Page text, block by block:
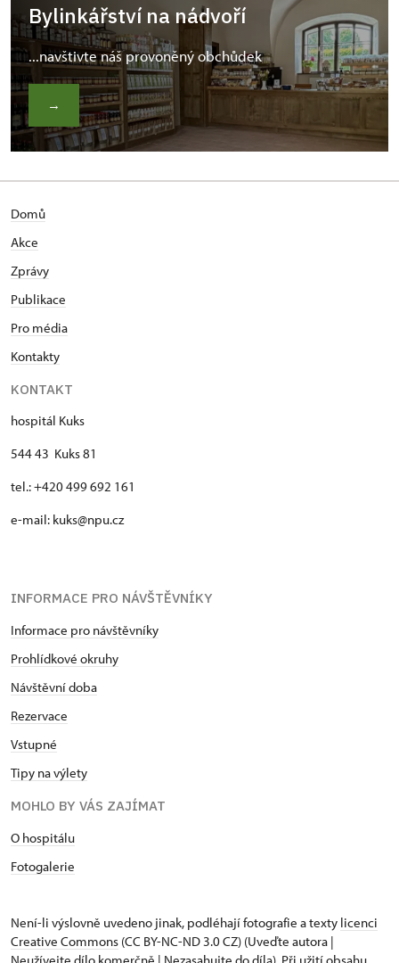
Bylinkářství na nádvoří
...navštivte náš provoněný obchůdek
→
Domů
Akce
Zprávy
Publikace
Pro média
Kontakty
KONTAKT
hospitál Kuks
544 43 Kuks 81
tel.: +420 499 692 161
e-mail: kuks@npu.cz
INFORMACE PRO NÁVŠTĚVNÍKY
Informace pro návštěvníky
Prohlídkové okruhy
Návštěvní doba
Rezervace
Vstupné
Tipy na výlety
MOHLO BY VÁS ZAJÍMAT
O hospitálu
Fotogalerie
Není-li výslovně uvedeno jinak, podléhají fotografie a texty licenci
Creative Commons (CC BY-NC-ND 3.0 CZ) (Uveďte autora |